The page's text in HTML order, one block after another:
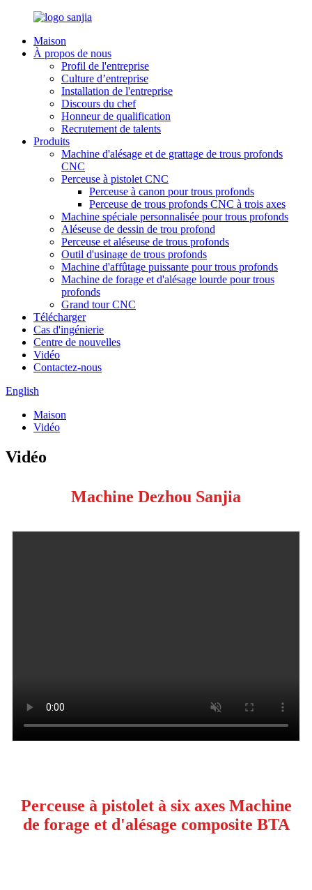
Maison
À propos de nous
Profil de l'entreprise
Culture d’entreprise
Installation de l'entreprise
Discours du chef
Honneur de qualification
Recrutement de talents
Produits
Machine d'alésage et de grattage de trous profonds
CNC
Perceuse à pistolet CNC
Perceuse à canon pour trous profonds
Perceuse de trous profonds CNC à trois axes
Machine spéciale personnalisée pour trous profonds
Aléseuse de dessin de trou profond
Perceuse et aléseuse de trous profonds
Outil d'usinage de trous profonds
Machine d'affûtage puissante pour trous profonds
Machine de forage et d'alésage lourde pour trous
profonds
Grand tour CNC
Télécharger
Cas d'ingénierie
Centre de nouvelles
Vidéo
Contactez-nous
English
Maison
Vidéo
Vidéo
Machine Dezhou Sanjia
Perceuse à pistolet à six axes Machine
de forage et d'alésage composite BTA